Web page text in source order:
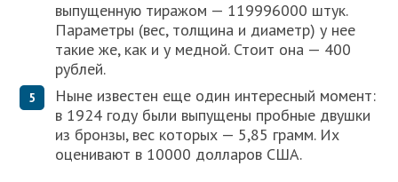
выпущенную тиражом — 119996000 штук.
Параметры (вес, толщина и диаметр) у нее
такие же, как и у медной. Стоит она — 400
рублей.
Ныне известен еще один интересный момент:
в 1924 году были выпущены пробные двушки
из бронзы, вес которых — 5,85 грамм. Их
оценивают в 10000 долларов США.